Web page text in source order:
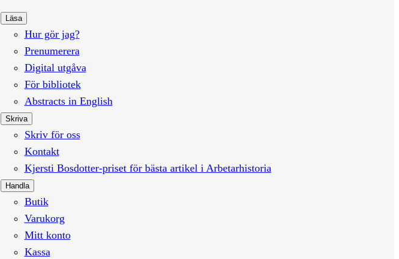
Läsa
Hur gör jag?
Prenumerera
Digital utgåva
För bibliotek
Abstracts in English
Skriva
Skriv för oss
Kontakt
Kjersti Bosdotter-priset för bästa artikel i Arbetarhistoria
Handla
Butik
Varukorg
Mitt konto
Kassa